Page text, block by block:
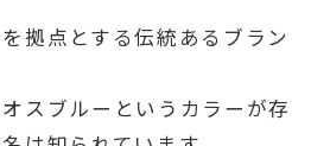
拠点とする伝統あるブラン
スブルーというカラーが存